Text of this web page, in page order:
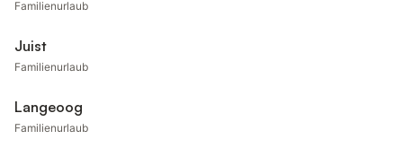
Familienurlaub
Juist
Familienurlaub
Langeoog
Familienurlaub